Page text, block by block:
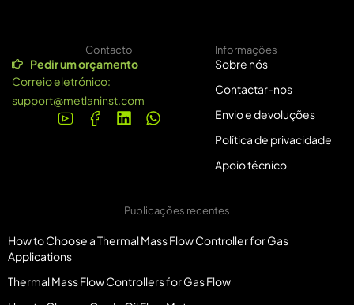
Contacto
Pedir um orçamento
Correio eletrónico:
support@metlaninst.com
Informações
Sobre nós
Contactar-nos
Envio e devoluções
Política de privacidade
Apoio técnico
Publicações recentes
How to Choose a Thermal Mass Flow Controller for Gas
Applications
Thermal Mass Flow Controllers for Gas Flow